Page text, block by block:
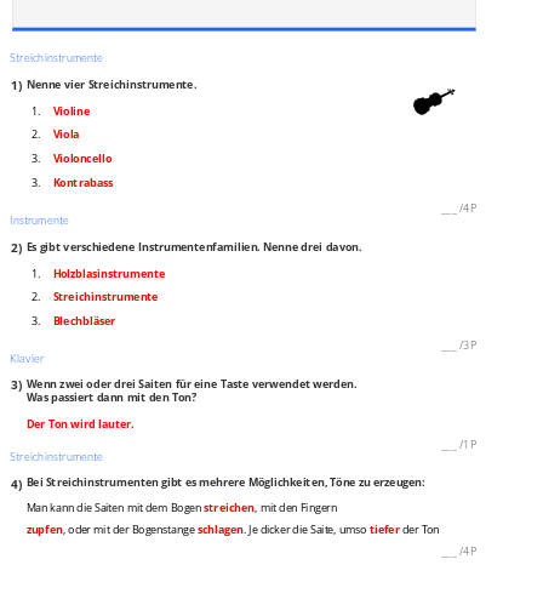
Streichinstrumente
1) Nenne vier Streichinstrumente.
1.
Violine
2.
Viola
3.
Violoncello
3.
Kontrabass
/4P
Instrumente
2) Es gibt verschiedene Instrumentenfamilien. Nenne drei davon.
1.
Holzblasinstrumente
2.
Streichinstrumente
3. Blechbläser
/3P
Klavier
3) Wenn zwei oder drei Saiten für eine Taste verwendet werden.
Was passiert dann mit den Ton?
Der Ton wird lauter.
/1P
Streichinstrumente
4) Bei Streichinstrumenten gibt es mehrere Möglichkeiten, Töne zu erzeugen:
Man kann die Saiten mit dem Bogenstreichen, mit den Fingern
zupfen, oder mit der Bogenstangeschlagen. Je dicker die Saite, umso tieferder Ton
/4P